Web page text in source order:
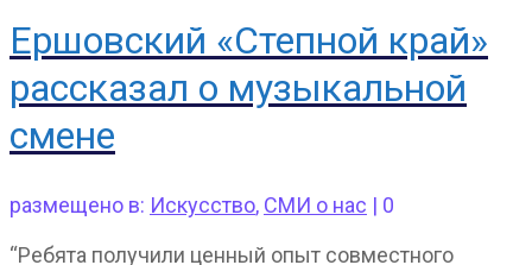
Ершовский «Степной край»
рассказал о музыкальной
смене
размещено в: Искусство, СМИ о нас | 0
“Ребята получили ценный опыт совместного